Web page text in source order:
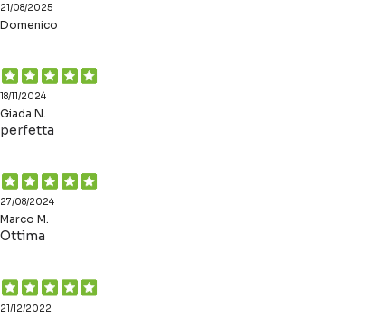
21/08/2025
Domenico
18/11/2024
Giada N.
perfetta
27/08/2024
Marco M.
Ottima
21/12/2022